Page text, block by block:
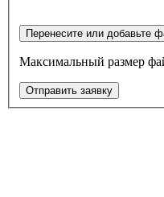
Перенесите или добавьте
Максимальный размер
Отправить заявку